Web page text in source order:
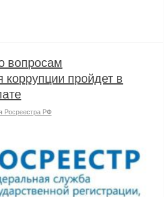
вопросам
коррупции пройдет в
Росреестра РФ